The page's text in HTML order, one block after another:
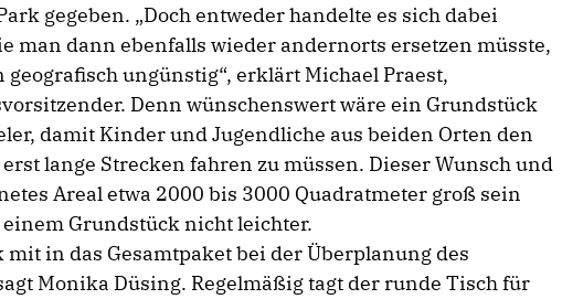
gegeben. „Doch entweder handelte es sich dabei
man dann ebenfalls wieder andernorts ersetzen müsste,
ungünstig“, erklärt Michael Praest,
Denn wünschenswert wäre ein Grundstück
damit Kinder und Jugendliche aus beiden Orten den
lange Strecken fahren zu müssen. Dieser Wunsch und
Areal etwa 2000 bis 3000 Quadratmeter groß sein
Grundstück nicht leichter.
in das Gesamtpaket bei der Überplanung des
Monika Düsing. Regelmäßig tagt der runde Tisch für